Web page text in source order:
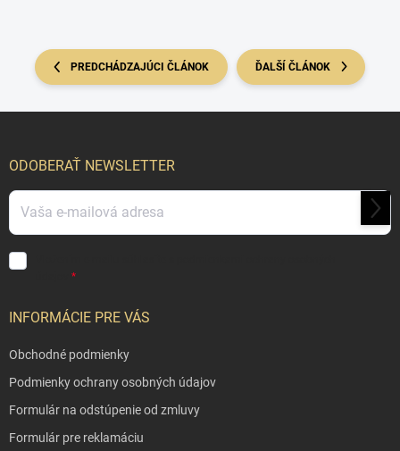
PREDCHÁDZAJÚCI ČLÁNOK ĎALŠÍ ČLÁNOK
ODOBERAŤ NEWSLETTER
SA
INFORMÁCIE PRE VÁS
Obchodné podmienky
Podmienky ochrany osobných údajov
Formulár na odstúpenie od zmluvy
Formulár pre reklamáciu